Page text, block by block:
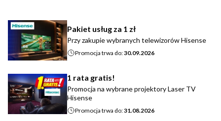
Pakiet usług za 1 zł
Przy zakupie wybranych telewizorów Hisense
Promocja trwa do:30.09.2026
1 rata gratis!
Promocja na wybrane projektory Laser TV
Hisense
Promocja trwa do:31.08.2026